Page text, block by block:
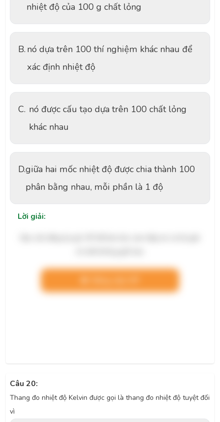
nhiệt độ của 100 g chất lỏng
B. nó dựa trên 100 thí nghiệm khác nhau để
xác định nhiệt độ
C. nó được cấu tạo dựa trên 100 chất lỏng
khác nhau
D.giữa hai mốc nhiệt độ được chia thành 100
phân bằng nhau, mỗi phần là 1 độ
Lời giải:
Câu 20:
Thang đo nhiệt độ Kelvin được gọi là thang đo nhiệt độ tuyệt đối
vì